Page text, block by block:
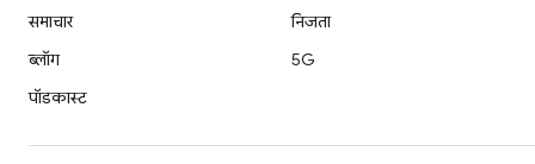
समाचार
ब्लॉग
पॉडकास्ट
निजता
5G